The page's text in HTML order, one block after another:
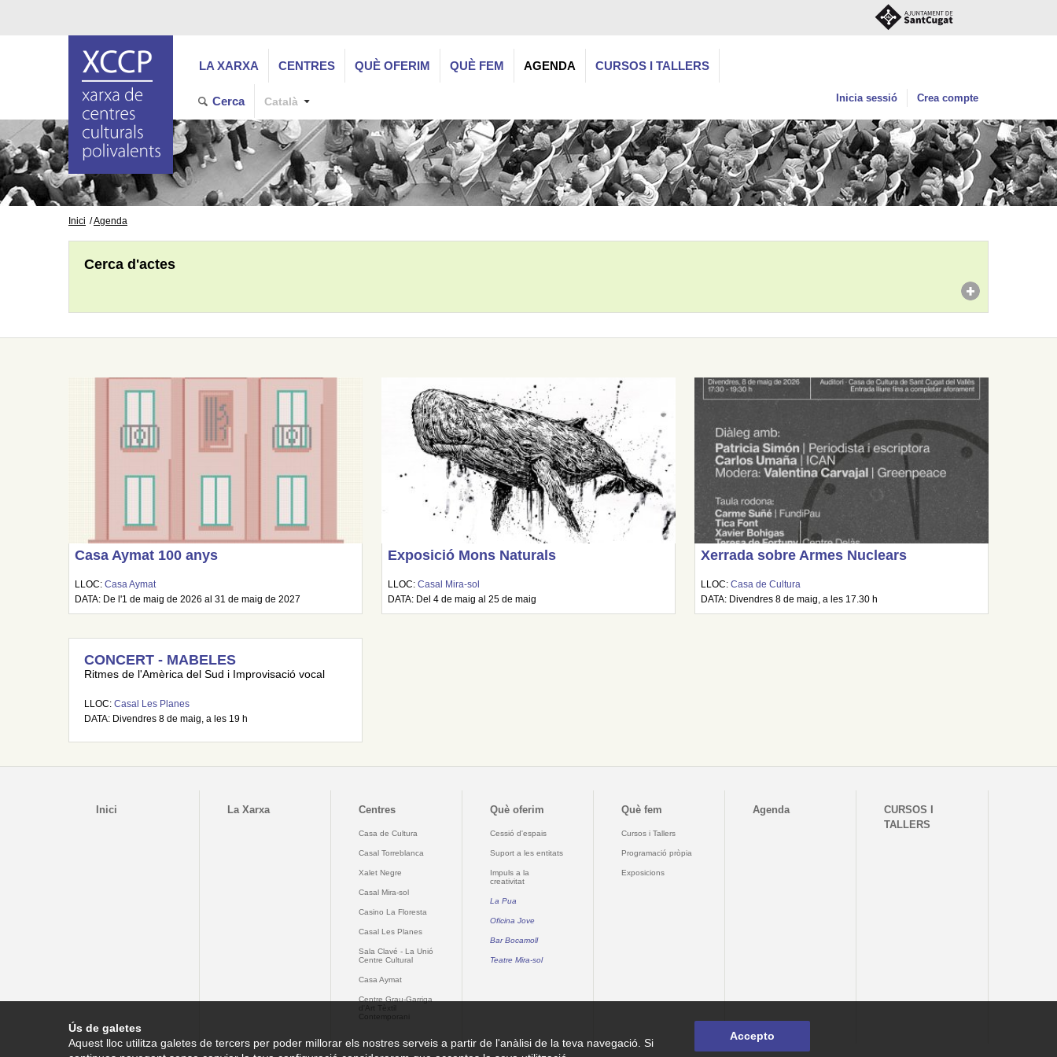
Ús de galetes
Aquest lloc utilitza galetes de tercers per poder millorar els nostres serveis a partir de l'anàlisi de la teva navegació. Si
Accepto
LA XARXA CENTRES QUÈ OFERIM QUÈ FEM AGENDA CURSOS I TALLERS
Cerca Català Inicia sessió Crea compte
Inici Agenda
Cerca d'actes
Casa Aymat 100 anys
LLOC:Casa Aymat
DATA: De l'1 de maig de 2026 al 31 de maig de 2027
Exposició Mons Naturals
LLOC:Casal Mira-sol
DATA: Del 4 de maig al 25 de maig
Xerrada sobre Armes Nuclears
LLOC:Casa de Cultura
DATA: Divendres 8 de maig, a les 17.30 h
CONCERT - MABELES
Ritmes de l'Amèrica del Sud i Improvisació vocal
LLOC: Casal Les Planes
DATA: Divendres 8 de maig, a les 19 h
Inici La Xarxa Centres
Casa de Cultura
Casal Torreblanca
Xalet Negre
Casal Mira-sol
Casino La Floresta
Casal Les Planes
Sala Clavé - La Unió
Centre Cultural
Casa Aymat
Centre Grau-Garriga
d'Art Tèxtil
Contemporani
Què oferim
Cessió d'espais
Suport a les entitats
Impuls a la
creativitat
La Pua
Oficina Jove
Bar Bocamoll
Teatre Mira-sol
Què fem
Cursos i Tallers
Programació pròpia
Exposicions
Agenda
CURSOS I
TALLERS